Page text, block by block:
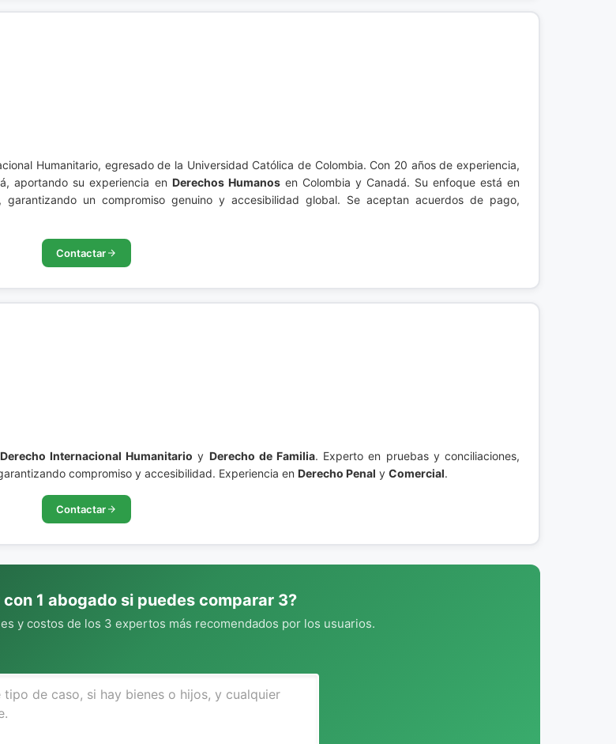
Humanitario, egresado de la Universidad Católica de Colombia. Con 20 años de experiencia,
aportando su experiencia en Derechos Humanosen Colombia y Canadá. Su enfoque está en
un compromiso genuino y accesibilidad global. Se aceptan acuerdos de pago,
Contactar
Derecho Internacional Humanitario y Derecho de Familia. Experto en pruebas y conciliaciones,
compromiso y accesibilidad. Experiencia en Derecho Penal y Comercial.
Contactar
1 abogado si puedes comparar 3?
y costos de los 3 expertos más recomendados por los usuarios.